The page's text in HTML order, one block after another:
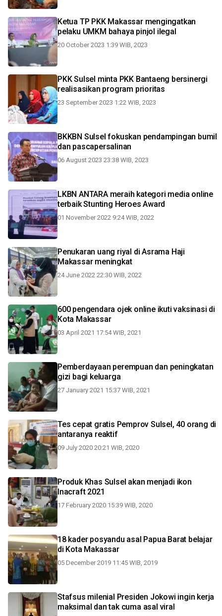
Ketua TP PKK Makassar mengingatkan
pelaku UMKM bahaya pinjol ilegal
20 October 2023 1:39 WIB, 2023
PKK Sulsel minta PKK Bantaeng bersinergi
realisasikan program prioritas
23 September 2023 1:22 WIB, 2023
BKKBN Sulsel fokuskan pendampingan bumil
dan pascapersalinan
06 August 2023 23:38 WIB, 2023
LKBN ANTARA meraih kategori media online
terbaik Stunting Heroes Award
01 November 2022 9:24 WIB, 2022
Penukaran uang riyal di Asrama Haji
Makassar meningkat
24 June 2022 22:30 WIB, 2022
600 pengendara ojek online ikuti vaksinasi di
Kota Makassar
03 April 2021 17:54 WIB, 2021
Pemberdayaan perempuan dan peningkatan
gizi bagi keluarga
27 January 2021 15:37 WIB, 2021
Tes cepat gratis Pemprov Sulsel, 40 orang di
antaranya reaktif
09 July 2020 20:21 WIB, 2020
Produk Khas Sulsel akan menjadi ikon
Inacraft 2021
17 February 2020 15:39 WIB, 2020
18 kader posyandu asal Papua Barat belajar
di Kota Makassar
05 December 2019 11:45 WIB, 2019
Stafsus milenial Presiden Jokowi ingin kerja
maksimal dan tak cuma asal viral